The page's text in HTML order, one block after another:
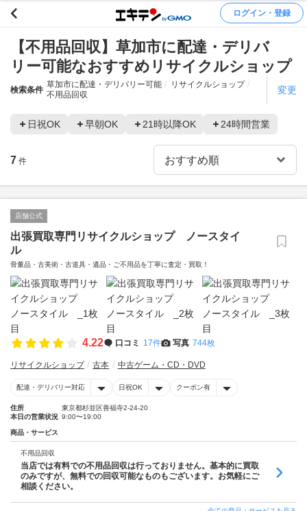
ログイン・登録
【不用品回収】草加市に配達・デリバ
リー可能なおすすめリサイクルショップ
検索条件
草加市に配達・デリバリー可能
リサイクルショップ
不用品回収
変更
日祝OK 早朝OK 21時以降OK 24時間営業
7 件
店舗公式
出張買取専門リサイクルショップ ノースタイ
ル
骨董品・古美術・古道具・遺品・ご不用品を丁寧に査定・買取！
4.22 口コミ 17件 写真 744枚
リサイクルショップ 古本 中古ゲーム・CD・DVD
配達・デリバリー対応 日祝OK クーポン有
住所
東京都杉並区善福寺2-24-20
本日の営業状況 9:00〜19:00
商品・サービス
不用品回収
当店では有料での不用品回収は行っておりません。基本的に買取
のみですが、無料での回収可能なものもございます。お気軽にご
相談ください。